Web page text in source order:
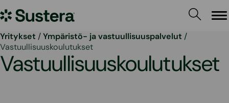
sisältöön
Sustera
Yritykset /Ympäristö- ja vastuullisuuspalvelut /
Vastuullisuuskoulutukset
Vastuullisuuskoulutukset